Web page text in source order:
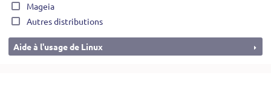
Mageia
Autres distributions
Aide à l'usage de Linux